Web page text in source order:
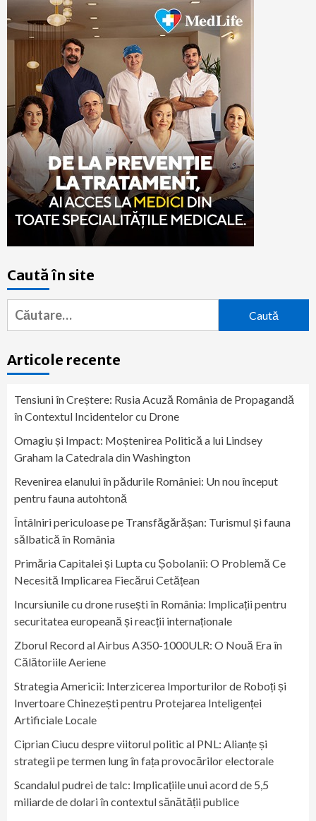
Caută în site
Caută
după:
Articole recente
Tensiuni în Creștere: Rusia Acuză România de Propagandă
în Contextul Incidentelor cu Drone
Omagiu și Impact: Moștenirea Politică a lui Lindsey
Graham la Catedrala din Washington
Revenirea elanului în pădurile României: Un nou început
pentru fauna autohtonă
Întâlniri periculoase pe Transfăgărășan: Turismul și fauna
sălbatică în România
Primăria Capitalei și Lupta cu Șobolanii: O Problemă Ce
Necesită Implicarea Fiecărui Cetățean
Incursiunile cu drone rusești în România: Implicații pentru
securitatea europeană și reacții internaționale
Zborul Record al Airbus A350-1000ULR: O Nouă Era în
Călătoriile Aeriene
Strategia Americii: Interzicerea Importurilor de Roboți și
Invertoare Chinezești pentru Protejarea Inteligenței
Artificiale Locale
Ciprian Ciucu despre viitorul politic al PNL: Alianțe și
strategii pe termen lung în fața provocărilor electorale
Scandalul pudrei de talc: Implicațiile unui acord de 5,5
miliarde de dolari în contextul sănătății publice